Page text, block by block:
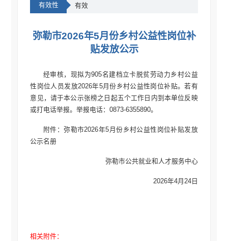
有效性 有效
弥勒市2026年5月份乡村公益性岗位补
贴发放公示
经审核，现拟为905名建档立卡脱贫劳动力乡村公益
性岗位人员发放2026年5月份乡村公益性岗位补贴。若有
意见，请于本公示张榜之日起五个工作日内到本单位反映
或打电话举报。举报电话：0873-6355890。
附件：弥勒市2026年5月份乡村公益性岗位补贴发放
公示名册
弥勒市公共就业和人才服务中心
2026年4月24日
相关附件：